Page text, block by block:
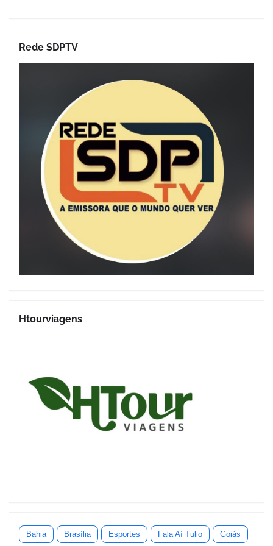
Rede SDPTV
Htourviagens
Bahia Brasília Esportes Fala Aí Tulio Goiás